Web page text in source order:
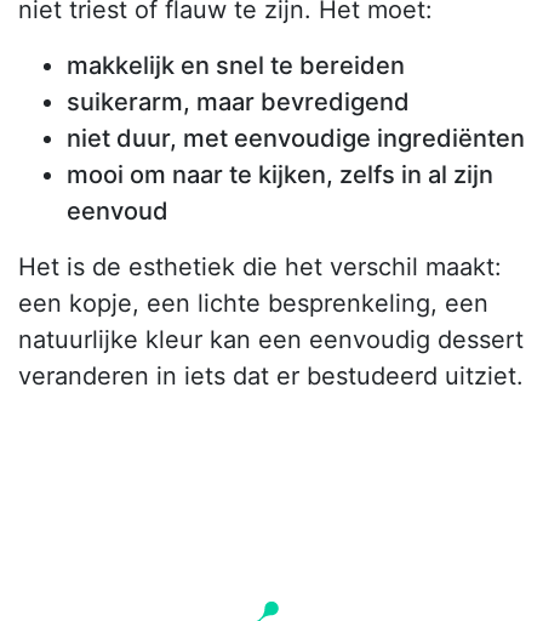
niet triest of flauw te zijn. Het moet:
makkelijk en snel te bereiden
suikerarm, maar bevredigend
niet duur, met eenvoudige ingrediënten
mooi om naar te kijken, zelfs in al zijn
eenvoud
Het is de esthetiek die het verschil maakt:
een kopje, een lichte besprenkeling, een
natuurlijke kleur kan een eenvoudig dessert
veranderen in iets dat er bestudeerd uitziet.